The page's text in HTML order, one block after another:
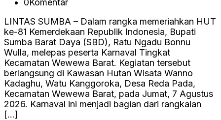
LINTAS SUMBA – Dalam rangka memeriahkan HUT
ke-81 Kemerdekaan Republik Indonesia, Bupati
Sumba Barat Daya (SBD), Ratu Ngadu Bonnu
Wulla, melepas peserta Karnaval Tingkat
Kecamatan Wewewa Barat. Kegiatan tersebut
berlangsung di Kawasan Hutan Wisata Wanno
Kadaghu, Watu Kanggoroka, Desa Reda Pada,
Kecamatan Wewewa Barat, pada Jumat, 7 Agustus
2026. Karnaval ini menjadi bagian dari rangkaian
[…]